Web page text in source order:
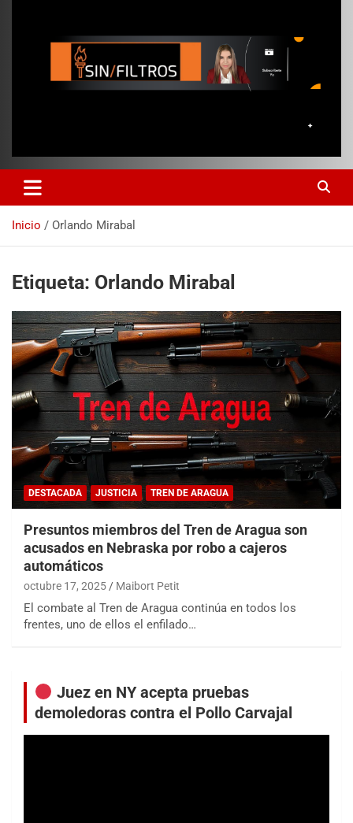
Inicio Orlando Mirabal
Etiqueta: Orlando Mirabal
DESTACADA JUSTICIA TREN DE ARAGUA
Presuntos miembros del Tren de Aragua son
acusados en Nebraska por robo a cajeros
automáticos
octubre 17, 2025 Maibort Petit
El combate al Tren de Aragua continúa en todos los
frentes, uno de ellos el enfilado…
Juez en NY acepta pruebas
demoledoras contra el Pollo Carvajal